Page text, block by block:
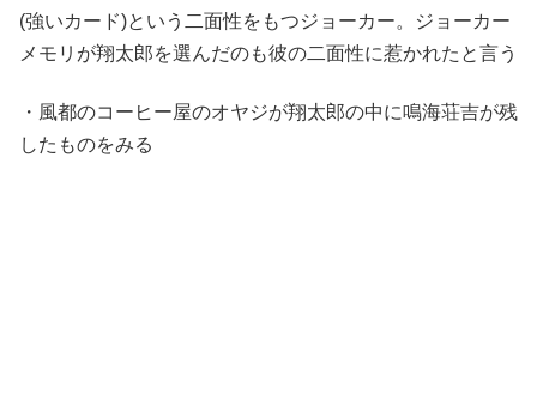
(強いカード)という二面性をもつジョーカー。ジョーカー
メモリが翔太郎を選んだのも彼の二面性に惹かれたと言う
・風都のコーヒー屋のオヤジが翔太郎の中に鳴海荘吉が残
したものをみる